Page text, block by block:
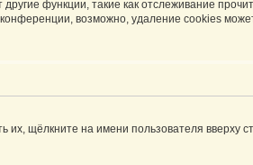
функции, такие как отслеживание
возможно, удаление cookies
их, щёлкните на имени пользователя вверху